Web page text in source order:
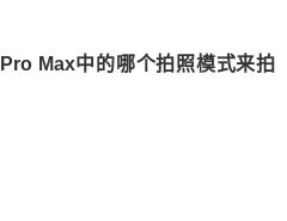
Max中的哪个拍照模式来拍